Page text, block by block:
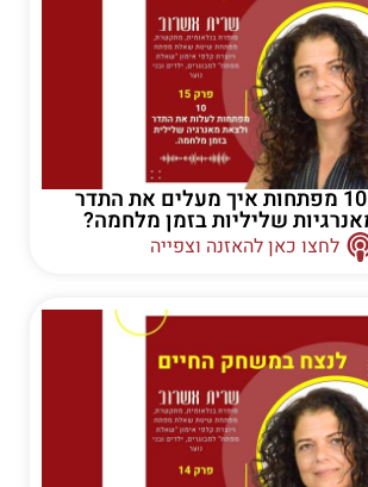
פרק 15 – 10 מפתחות איך מעלים את התדר
שליליות בזמן מלחמה?
לחצו כאן להאזנה וצפייה